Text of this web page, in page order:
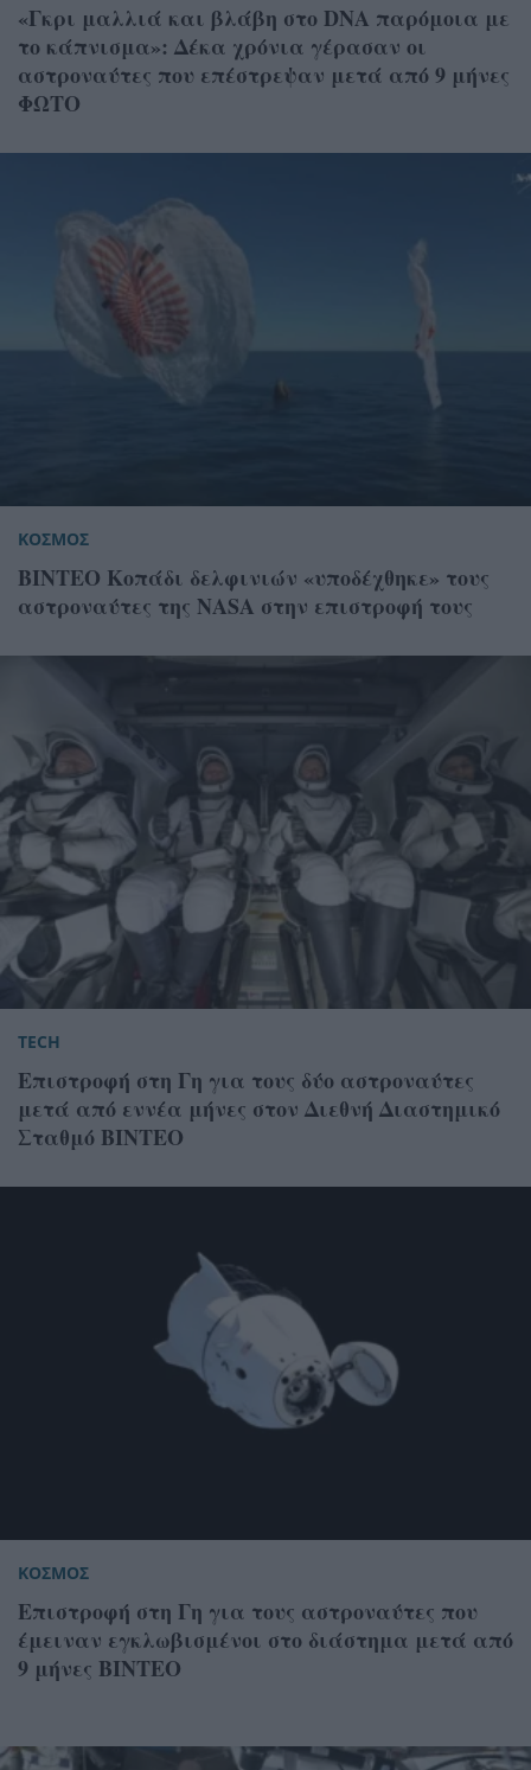
«Γκρι μαλλιά και βλάβη στο DNA παρόμοια με
το κάπνισμα»: Δέκα χρόνια γέρασαν οι
αστροναύτες που επέστρεψαν μετά από 9 μήνες
ΦΩΤΟ
ΚΟΣΜΟΣ
ΒΙΝΤΕΟ Κοπάδι δελφινιών «υποδέχθηκε» τους
αστροναύτες της NASA στην επιστροφή τους
TECH
Επιστροφή στη Γη για τους δύο αστροναύτες
μετά από εννέα μήνες στον Διεθνή Διαστημικό
Σταθμό ΒΙΝΤΕΟ
ΚΟΣΜΟΣ
Επιστροφή στη Γη για τους αστροναύτες που
έμειναν εγκλωβισμένοι στο διάστημα μετά από
9 μήνες ΒΙΝΤΕΟ